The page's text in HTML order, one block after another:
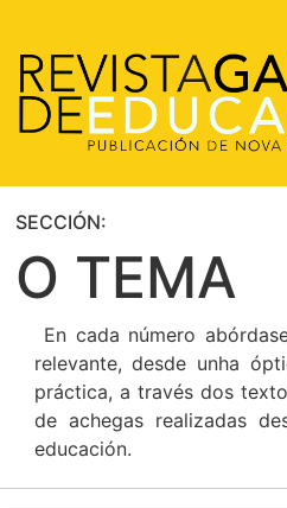
SECCIÓN:
O TEMA
En cada número
relevante, desde unha
práctica, a través dos
de achegas realizadas
educación.